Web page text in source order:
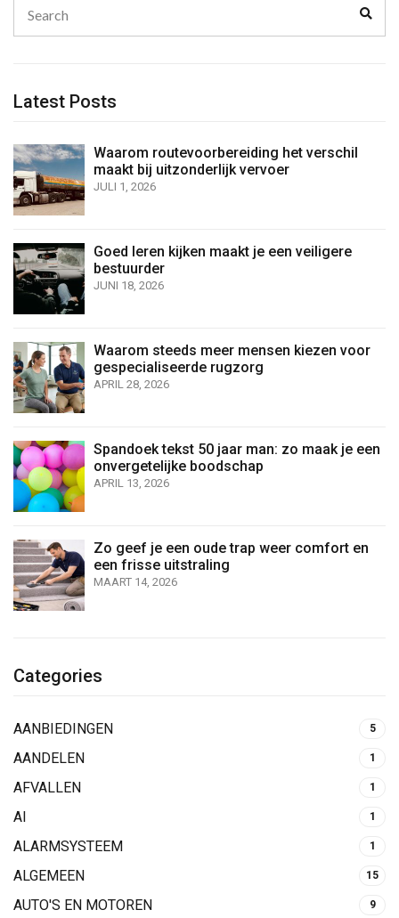
for:
Latest Posts
Waarom routevoorbereiding het verschil
maakt bij uitzonderlijk vervoer
JULI 1, 2026
Goed leren kijken maakt je een veiligere
bestuurder
JUNI 18, 2026
Waarom steeds meer mensen kiezen voor
gespecialiseerde rugzorg
APRIL 28, 2026
Spandoek tekst 50 jaar man: zo maak je een
onvergetelijke boodschap
APRIL 13, 2026
Zo geef je een oude trap weer comfort en
een frisse uitstraling
MAART 14, 2026
Categories
AANBIEDINGEN 5
AANDELEN 1
AFVALLEN 1
AI 1
ALARMSYSTEEM 1
ALGEMEEN 15
AUTO'S EN MOTOREN 9